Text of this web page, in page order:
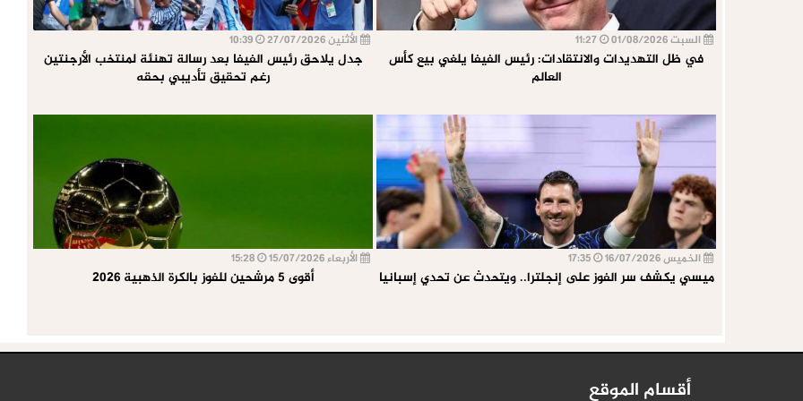
السبت 01/08/2026
في ظل التهديدات والانتقادات: رئيس الفيفا يلغي بيع كأس
العالم
الأثنين 27/07/2026
جدل يلاحق رئيس الفيفا بعد رسالة تهنئة لمنتخب الأرجنتين
رغم تحقيق تأديبي بحقه
الخميس 16/07/2026
ميسي يكشف سر الفوز على إنجلترا.. ويتحدث عن تحدي إسبانيا
الأربعاء 15/07/2026
أقوى 5 مرشحين للفوز بالكرة الذهبية 2026
أقسام الموقع